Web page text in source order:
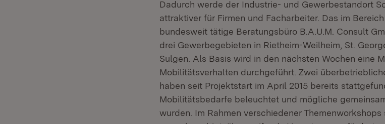
Dadurch werde der Industrie- und Gewerbestandort
attraktiver für Firmen und Facharbeiter. Das im
bundesweit tätige Beratungsbüro B.A.U.M. Consult
drei Gewerbegebieten in Rietheim-Weilheim, St.
Sulgen. Als Basis wird in den nächsten Wochen eine
Mobilitätsverhalten durchgeführt. Zwei
haben seit Projektstart im April 2015 bereits
Mobilitätsbedarfe beleuchtet und mögliche
wurden. Im Rahmen verschiedener